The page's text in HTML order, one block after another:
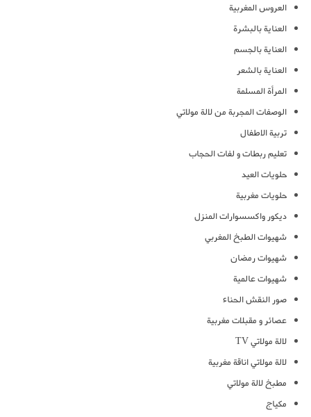
العروس المغربية
العناية بالبشرة
العناية بالجسم
العناية بالشعر
المرأة المسلمة
الوصفات المجربة من لالة مولاتي
تربية الاطفال
تعليم ربطات و لفات الحجاب
حلويات العيد
حلويات مغربية
ديكور واكسسوارات المنزل
شهيوات الطبخ المغربي
شهيوات رمضان
شهيوات عالمية
صور النقش الحناء
عصائر و مقبلات مغربية
لالة مولاتي TV
لالة مولاتي اناقة مغربية
مطبخ لالة مولاتي
مكياج